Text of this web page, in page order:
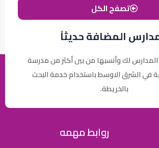
المضافة حديثاً
لك وأنسبها من بين أكثر من مدرسة
في الشرق الاوسط باستخدام خدمة البحث
بالخريطة.
تصفح الكل
روابط مهمه